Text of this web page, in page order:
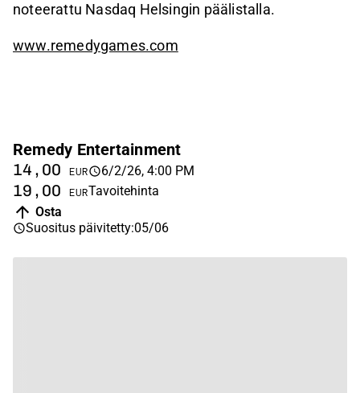
noteerattu Nasdaq Helsingin päälistalla.
www.remedygames.com
Remedy Entertainment
14,00 EUR 6/2/26, 4:00 PM
19,00 EURTavoitehinta
Osta
Suositus päivitetty:05/06